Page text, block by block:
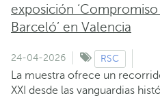
exposición
Barceló’ en Valencia
24-04-2026 RSC
La muestra ofrece un
XXI desde las vanguardias